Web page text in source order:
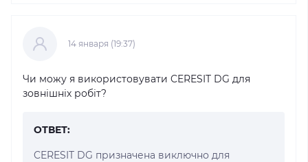
14 января (19:37)
Чи можу я використовувати CERESIT DG для
зовнішніх робіт?
ОТВЕТ:
CERESIT DG призначена виключно для